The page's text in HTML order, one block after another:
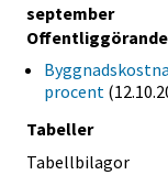
september
procent
Tabeller
Tabellbilagor